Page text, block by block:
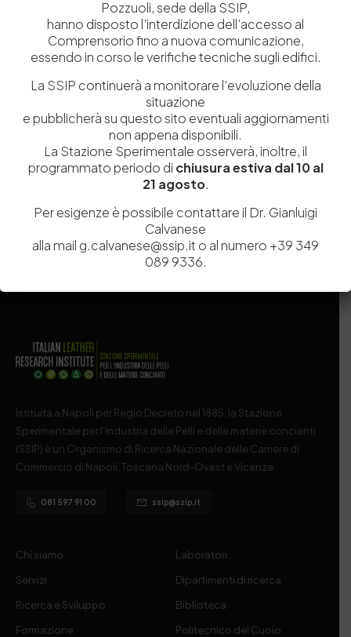
Salva il mio nome, email e sito web in questo browser per la
prossima volta che commento.
Post Comment
Istituita a Napoli per Regio Decreto nel 1885, la Stazione
Sperimentale per l’Industria delle Pelli e delle materie concianti
(SSIP) è un Organismo di Ricerca Nazionale delle Camere di
Commercio di Napoli, Toscana Nord-Ovest e Vicenza.
081 597 91 00 ssip@ssip.it
Chi siamo
Servizi
Ricerca e Sviluppo
Formazione
Laboratori
Dipartimenti di ricerca
Biblioteca
Politecnico del Cuoio
Pozzuoli, sede della SSIP,
hanno disposto l’interdizione dell’accesso al
Comprensorio fino a nuova comunicazione,
essendo in corso le verifiche tecniche sugli edifici.
La SSIP continuerà a monitorare l’evoluzione della
situazione
e pubblicherà su questo sito eventuali aggiornamenti
non appena disponibili.
La Stazione Sperimentale osserverà, inoltre, il
programmato periodo di chiusura estiva dal 10 al
21 agosto.
Per esigenze è possibile contattare il Dr. Gianluigi
Calvanese
alla mail g.calvanese@ssip.it o al numero +39 349
089 9336.